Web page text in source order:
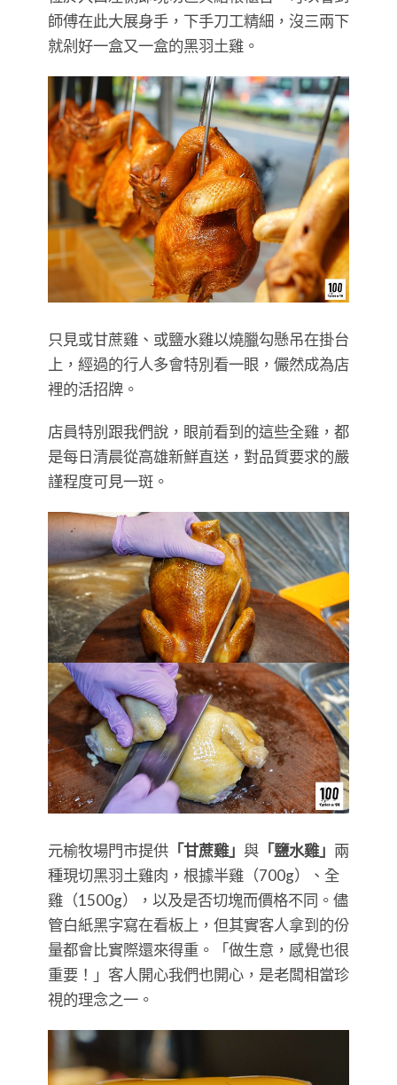
師傅在此大展身手，下手刀工精細，沒三兩下
就剁好一盒又一盒的黑羽土雞。
只見或甘蔗雞、或鹽水雞以燒臘勾懸吊在掛台
上，經過的行人多會特別看一眼，儼然成為店
裡的活招牌。
店員特別跟我們說，眼前看到的這些全雞，都
是每日清晨從高雄新鮮直送，對品質要求的嚴
謹程度可見一斑。
元榆牧場門市提供 「甘蔗雞」 與 「鹽水雞」 兩
種現切黑羽土雞肉，根據半雞（700g）、全
雞（1500g），以及是否切塊而價格不同。儘
管白紙黑字寫在看板上，但其實客人拿到的份
量都會比實際還來得重。「做生意，感覺也很
重要！」客人開心我們也開心，是老闆相當珍
視的理念之一。